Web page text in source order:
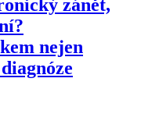
zánět,
nejen